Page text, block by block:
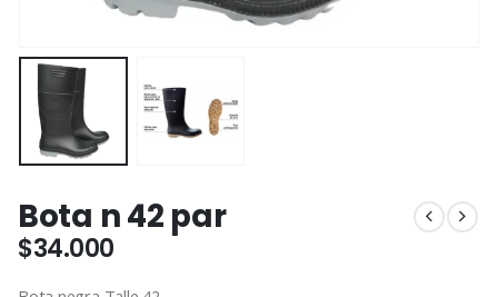
Bota n 42 par
$34.000